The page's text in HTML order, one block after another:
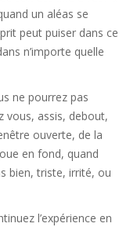
un aléas se
peut puiser dans ce
n’importe quelle
ne pourrez pas
vous, assis, debout,
ouverte, de la
en fond, quand
bien, triste, irrité, ou
l’expérience en